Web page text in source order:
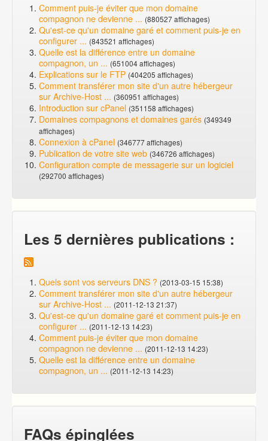
Comment puis-je éviter que mon domaine
compagnon ne devienne ... (880527 affichages)
Qu'est-ce qu'un domaine garé et comment puis-je en
configurer ... (843521 affichages)
Quelle est la différence entre un domaine
compagnon, un ... (651004 affichages)
Explications sur le FTP (404205 affichages)
Comment transférer mon site d'un autre hébergeur
sur Archive-Host ... (360951 affichages)
Introduction sur cPanel (351158 affichages)
Domaines compagnons et domaines garés (349349
affichages)
Connexion à cPanel (346777 affichages)
Publication de votre site web (346726 affichages)
Configuration compte de messagerie sur un logiciel
(292700 affichages)
Les 5 dernières publications :
Quels sont vos serveurs DNS ? (2013-03-15 15:38)
Comment transférer mon site d'un autre hébergeur
sur Archive-Host ... (2011-12-13 21:37)
Qu'est-ce qu'un domaine garé et comment puis-je en
configurer ... (2011-12-13 14:23)
Comment puis-je éviter que mon domaine
compagnon ne devienne ... (2011-12-13 14:23)
Quelle est la différence entre un domaine
compagnon, un ... (2011-12-13 14:23)
FAQs épinglées